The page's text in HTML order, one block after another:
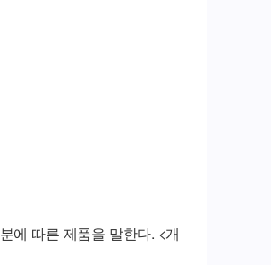
에 따른 제품을 말한다. <개